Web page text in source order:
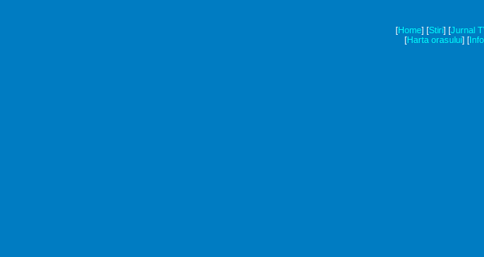
[Home] [Stiri] [Jurnal
[Harta orasului] [